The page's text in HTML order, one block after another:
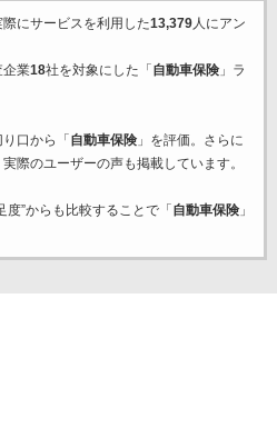
にサービスを利用した13,379人にアン
企業18社を対象にした「 自動車保険」ラ
口から「 自動車保険」を評価。さらに
際のユーザーの声も掲載しています。
”からも比較することで「 自動車保険」